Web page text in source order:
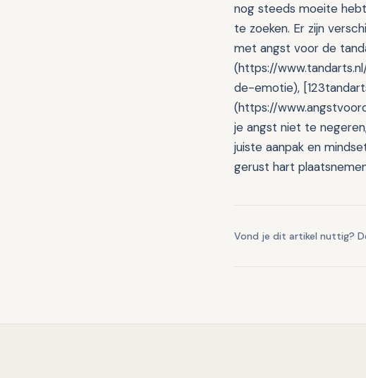
nog steeds moeite
te zoeken. Er zijn
met angst voor de
(https://
de-emotie),
(https://
je angst niet te
juiste aanpak en
gerust hart
Vond je dit artikel nuttig?